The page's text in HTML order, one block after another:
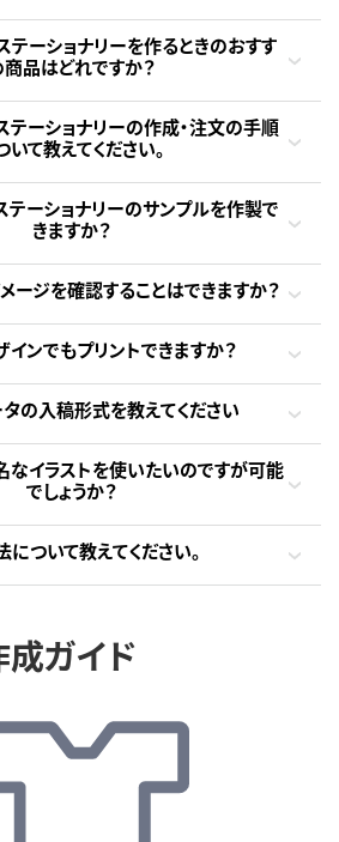
テーショナリーを作るときのおすす
商品はどれですか？
テーショナリーの作成・注文の手順
いて教えてください。
テーショナリーのサンプルを作製で
きますか？
ージを確認することはできますか？
ンでもプリントできますか？
の入稿形式を教えてください
なイラストを使いたいのですが可能
でしょうか？
について教えてください。
ガイド